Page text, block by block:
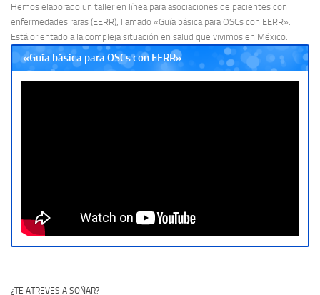
Hemos elaborado un taller en línea para asociaciones de pacientes con
enfermedades raras (EERR), llamado «Guía básica para OSCs con EERR».
Está orientado a la compleja situación en salud que vivimos en México.
«Guía básica para OSCs con EERR»
¿TE ATREVES A SOÑAR?